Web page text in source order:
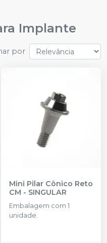
Implante
por
Mini Pilar Cônico Reto
CM - SINGULAR
Embalagem com 1
unidade.